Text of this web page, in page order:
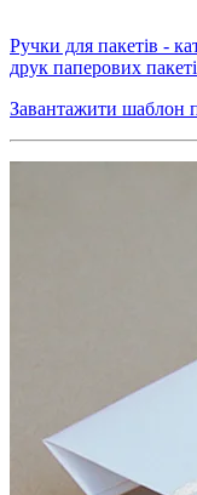
Ручки для пакетів -
друк паперових
Завантажити шаблон